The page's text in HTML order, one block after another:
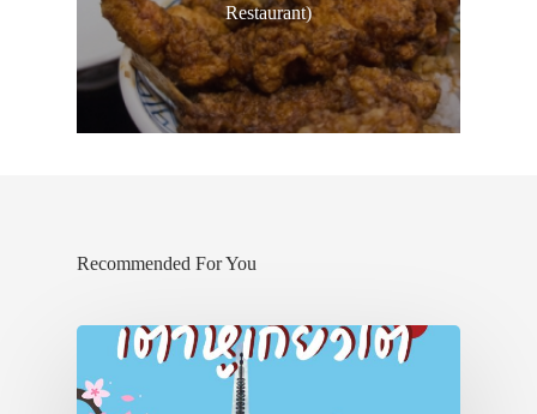
Restaurant)
Recommended For You